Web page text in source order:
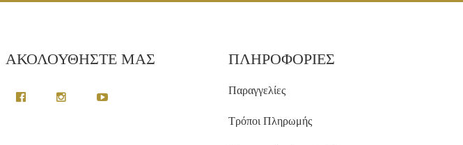
ΑΚΟΛΟΥΘΗΣΤΕ ΜΑΣ ΠΛΗΡΟΦΟΡΙΕΣ
Παραγγελίες
Τρόποι Πληρωμής